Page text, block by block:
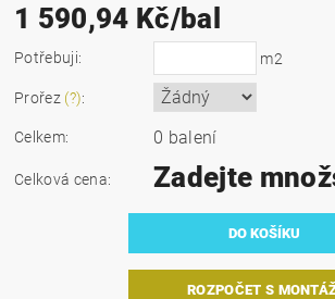
1 590,94 Kč/bal
Potřebuji: m2
Prořez (?):
Celkem: 0 balení
Celková cena: Zadejte
ROZPOČET S